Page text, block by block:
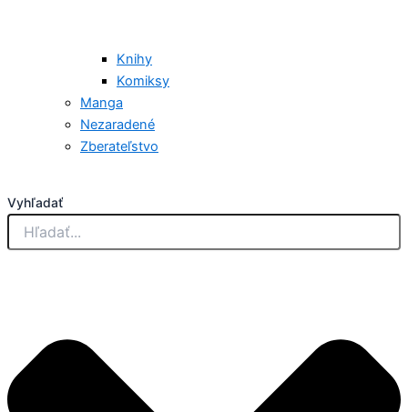
Knihy
Komiksy
Manga
Nezaradené
Zberateľstvo
Vyhľadať